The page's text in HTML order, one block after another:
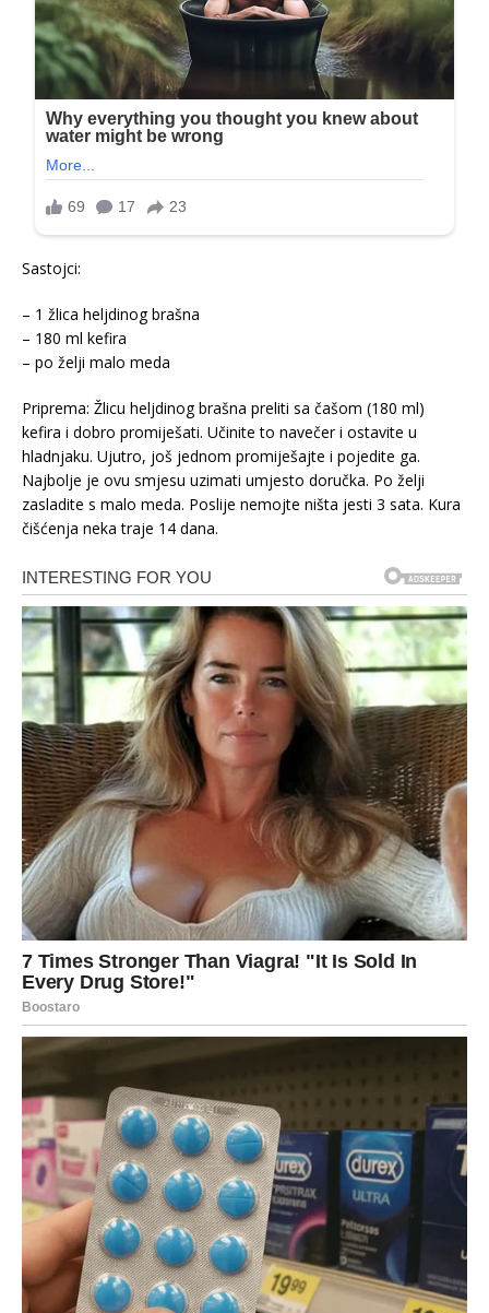
Sastojci:
– 1 žlica heljdinog brašna
– 180 ml kefira
– po želji malo meda
Priprema: Žlicu heljdinog brašna preliti sa čašom (180 ml)
kefira i dobro promiješati. Učinite to navečer i ostavite u
hladnjaku. Ujutro, još jednom promiješajte i pojedite ga.
Najbolje je ovu smjesu uzimati umjesto doručka. Po želji
zasladite s malo meda. Poslije nemojte ništa jesti 3 sata. Kura
čišćenja neka traje 14 dana.